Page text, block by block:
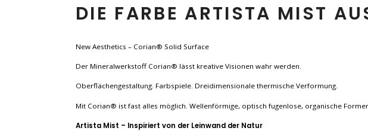
DIE FARBE ARTISTA MIST
New Aesthetics – Corian® Solid Surface
Der Mineralwerkstoff Corian® lässt kreative Visionen wahr werden.
Oberflächengestaltung. Farbspiele. Dreidimensionale thermische Verformung.
Mit Corian® ist fast alles möglich. Wellenförmige, optisch fugenlose, organische
Artista Mist – Inspiriert von der Leinwand der Natur